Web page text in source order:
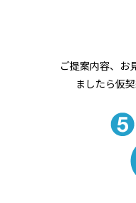
ご提案内容、お
ましたら仮